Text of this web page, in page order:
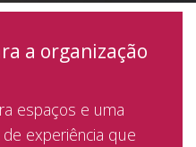
a organização
espaços e uma
experiência que